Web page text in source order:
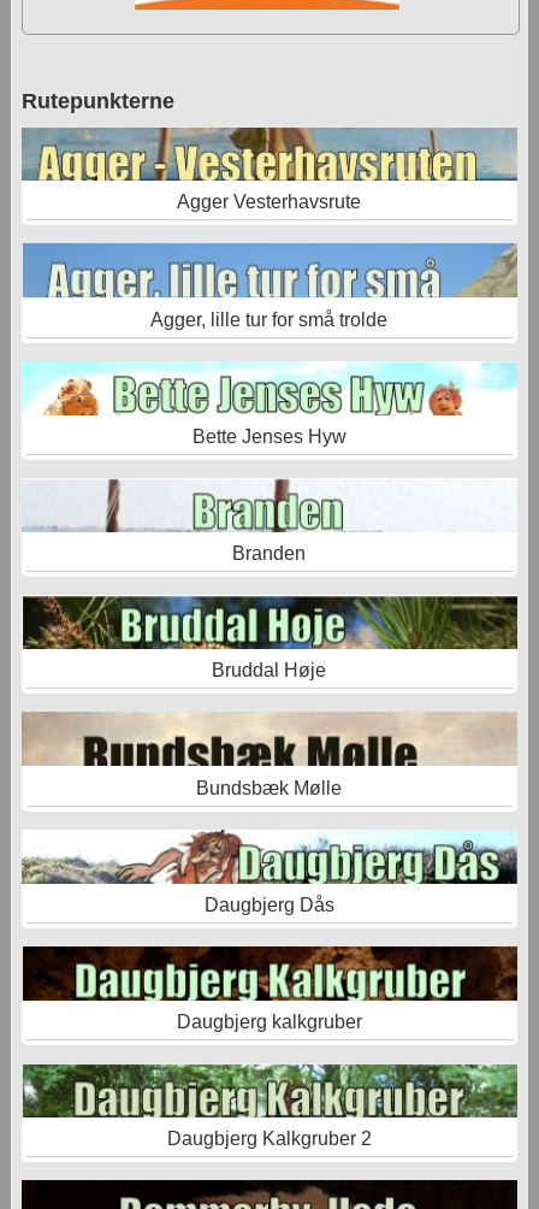
Rutepunkterne
Agger Vesterhavsrute
Agger, lille tur for små trolde
Bette Jenses Hyw
Branden
Bruddal Høje
Bundsbæk Mølle
Daugbjerg Dås
Daugbjerg kalkgruber
Daugbjerg Kalkgruber 2